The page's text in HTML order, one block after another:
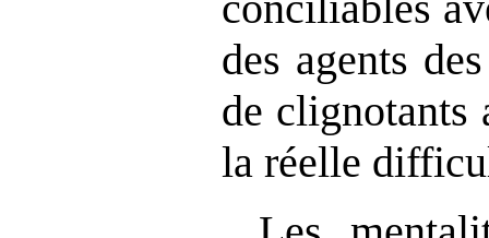
des agents
de clignotants
la réelle